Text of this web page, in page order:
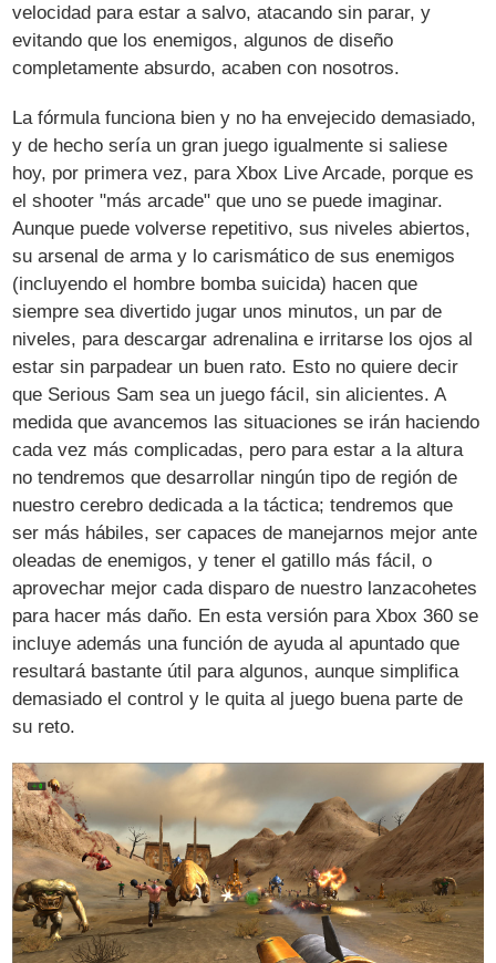
velocidad para estar a salvo, atacando sin parar, y
evitando que los enemigos, algunos de diseño
completamente absurdo, acaben con nosotros.
La fórmula funciona bien y no ha envejecido demasiado,
y de hecho sería un gran juego igualmente si saliese
hoy, por primera vez, para Xbox Live Arcade, porque es
el shooter "más arcade" que uno se puede imaginar.
Aunque puede volverse repetitivo, sus niveles abiertos,
su arsenal de arma y lo carismático de sus enemigos
(incluyendo el hombre bomba suicida) hacen que
siempre sea divertido jugar unos minutos, un par de
niveles, para descargar adrenalina e irritarse los ojos al
estar sin parpadear un buen rato. Esto no quiere decir
que Serious Sam sea un juego fácil, sin alicientes. A
medida que avancemos las situaciones se irán haciendo
cada vez más complicadas, pero para estar a la altura
no tendremos que desarrollar ningún tipo de región de
nuestro cerebro dedicada a la táctica; tendremos que
ser más hábiles, ser capaces de manejarnos mejor ante
oleadas de enemigos, y tener el gatillo más fácil, o
aprovechar mejor cada disparo de nuestro lanzacohetes
para hacer más daño. En esta versión para Xbox 360 se
incluye además una función de ayuda al apuntado que
resultará bastante útil para algunos, aunque simplifica
demasiado el control y le quita al juego buena parte de
su reto.